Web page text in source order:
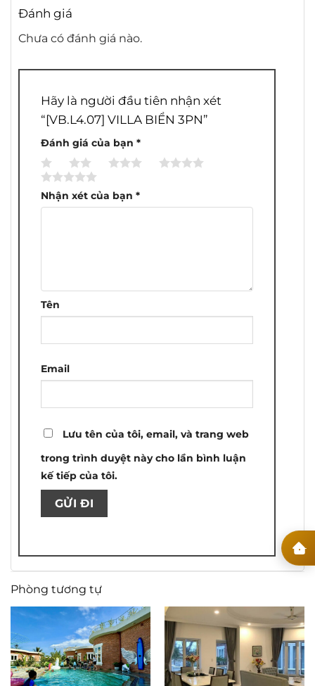
Đánh giá
Chưa có đánh giá nào.
Hãy là người đầu tiên nhận xét
“[VB.L4.07] VILLA BIỂN 3PN”
Đánh giá của bạn *
trên
5
trên
5trên
Nhận xét của bạn *
Tên
Email
Lưu tên của tôi, email, và trang web
trong trình duyệt này cho lần bình luận
kế tiếp của tôi.
Phòng tương tự